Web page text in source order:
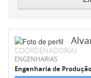
COORDENADOR(A)
ENGENHARIAS
Engenharia de